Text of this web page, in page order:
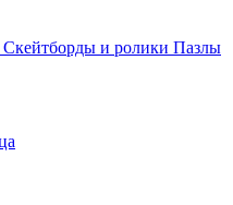
Скейтборды и ролики Пазлы